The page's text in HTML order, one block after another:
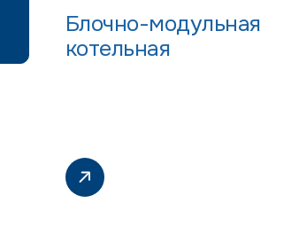
Блочно-модульная
котельная